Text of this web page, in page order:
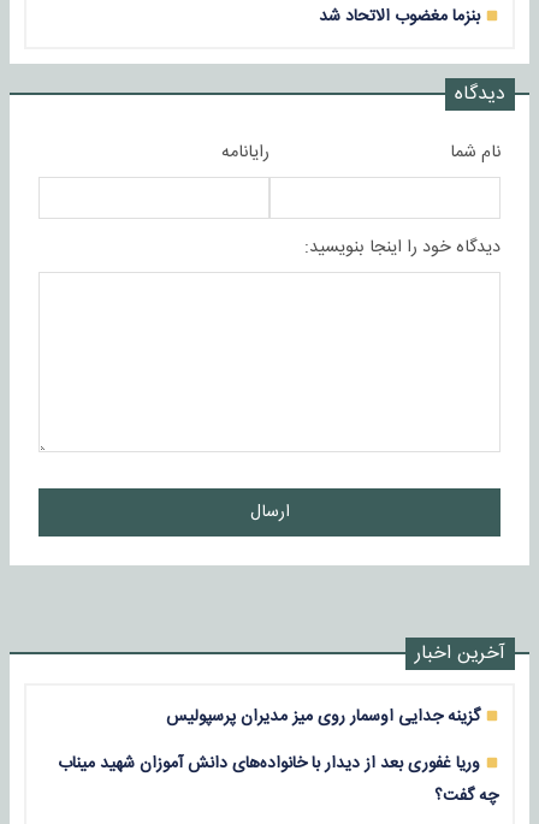
بنزما مغضوب الاتحاد شد
دیدگاه
نام شما رایانامه
دیدگاه خود را اینجا بنویسید:
ارسال
آخرین اخبار
گزینه جدایی اوسمار روی میز مدیران پرسپولیس
وریا غفوری بعد از دیدار با خانواده‌های دانش آموزان شهید میناب
چه گفت؟